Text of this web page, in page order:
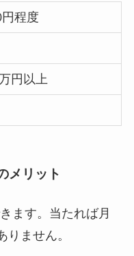
程度
円以上
メリット
ます。当たれば月
ません。